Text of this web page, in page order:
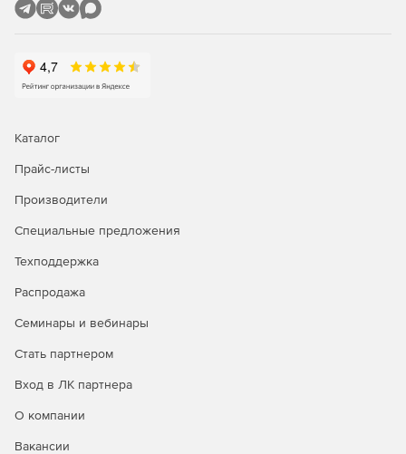
Консоль отчетов EventLog Analyzer интуитивно понятна и
предлагает сотни предопределенных отчетов для аудита,
Каталог
Прайс-листы
Производители
Специальные предложения
Техподдержка
Распродажа
Семинары и вебинары
Стать партнером
Вход в ЛК партнера
О компании
Вакансии